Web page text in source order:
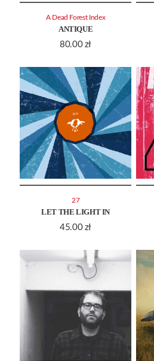
ANTIQUE
80.00 zł
A Dead Forest Index
LET THE LIGHT IN
45.00 zł
27